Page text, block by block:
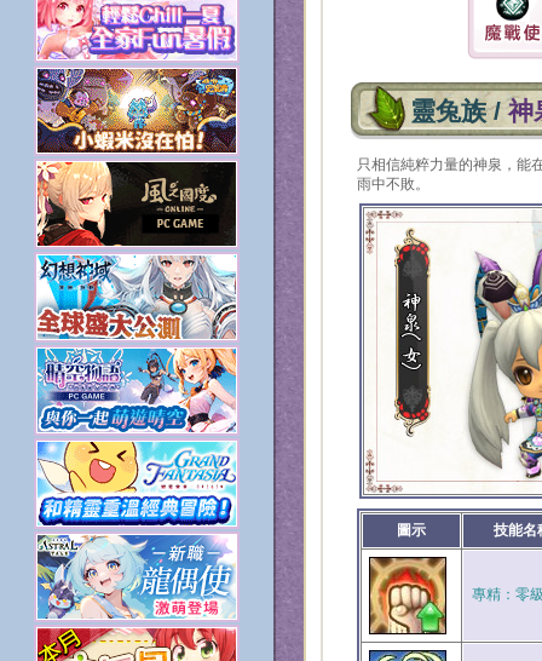
靈兔族 /神
只相信純粹力量的神泉，能
雨中不敗。
圖示 技能名
專精：零